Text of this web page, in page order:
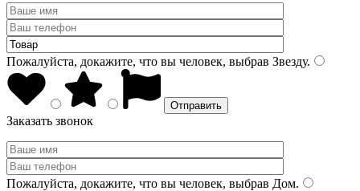
Пожалуйста, докажите, что вы человек, выбрав Звезду.
Заказать звонок
Пожалуйста, докажите, что вы человек, выбрав Дом.